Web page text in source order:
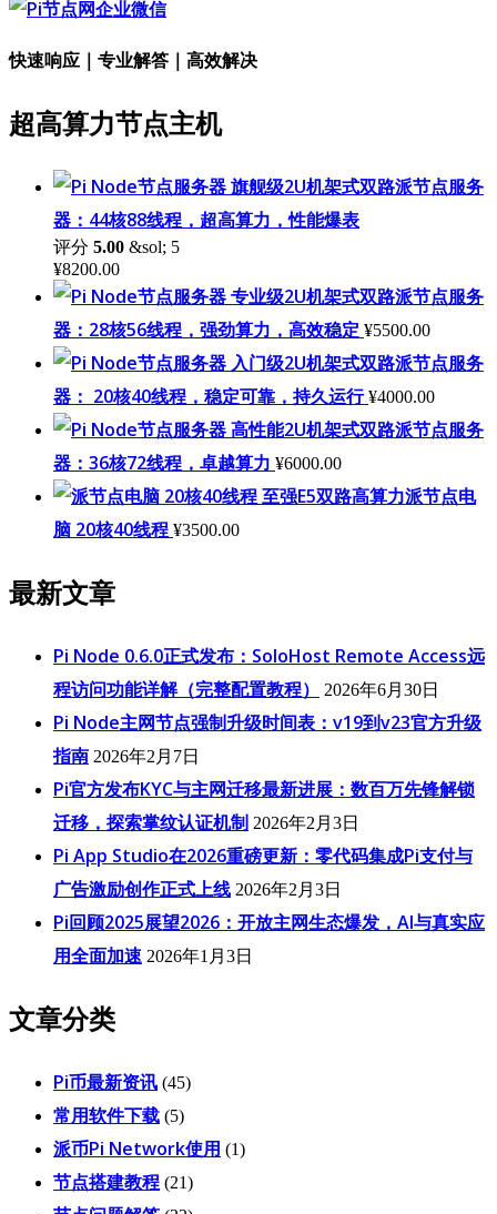
快速响应｜专业解答｜高效解决
超高算力节点主机
旗舰级2U机架式双路派节点服务
器：44核88线程，超高算力，性能爆表
评分 5.00 &sol; 5
¥8200.00
专业级2U机架式双路派节点服务
器：28核56线程，强劲算力，高效稳定 ¥5500.00
入门级2U机架式双路派节点服务
器： 20核40线程，稳定可靠，持久运行 ¥4000.00
高性能2U机架式双路派节点服务
器：36核72线程，卓越算力 ¥6000.00
至强E5双路高算力派节点电
脑 20核40线程 ¥3500.00
最新文章
Pi Node 0.6.0正式发布：SoloHost Remote Access远
程访问功能详解（完整配置教程）
2026年6月30日
Pi Node主网节点强制升级时间表：v19到v23官方升级
指南 2026年2月7日
Pi官方发布KYC与主网迁移最新进展：数百万先锋解锁
迁移，探索掌纹认证机制 2026年2月3日
Pi App Studio在2026重磅更新：零代码集成Pi支付与
广告激励创作正式上线 2026年2月3日
Pi回顾2025展望2026：开放主网生态爆发，AI与真实应
用全面加速 2026年1月3日
文章分类
Pi币最新资讯 (45)
常用软件下载 (5)
派币Pi Network使用 (1)
节点搭建教程 (21)